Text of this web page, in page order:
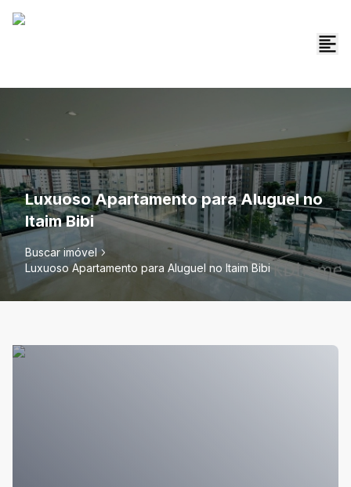
Luxuoso Apartamento para Aluguel no
Itaim Bibi
Buscar imóvel
Luxuoso Apartamento para Aluguel no Itaim Bibi